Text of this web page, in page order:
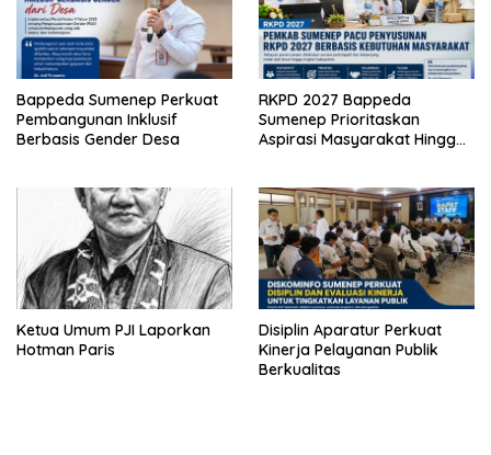
Bappeda Sumenep Perkuat
Pembangunan Inklusif
Berbasis Gender Desa
RKPD 2027 Bappeda
Sumenep Prioritaskan
Aspirasi Masyarakat Hingga
Ketua Umum PJI Laporkan
Hotman Paris
Disiplin Aparatur Perkuat
Kinerja Pelayanan Publik
Berkualitas